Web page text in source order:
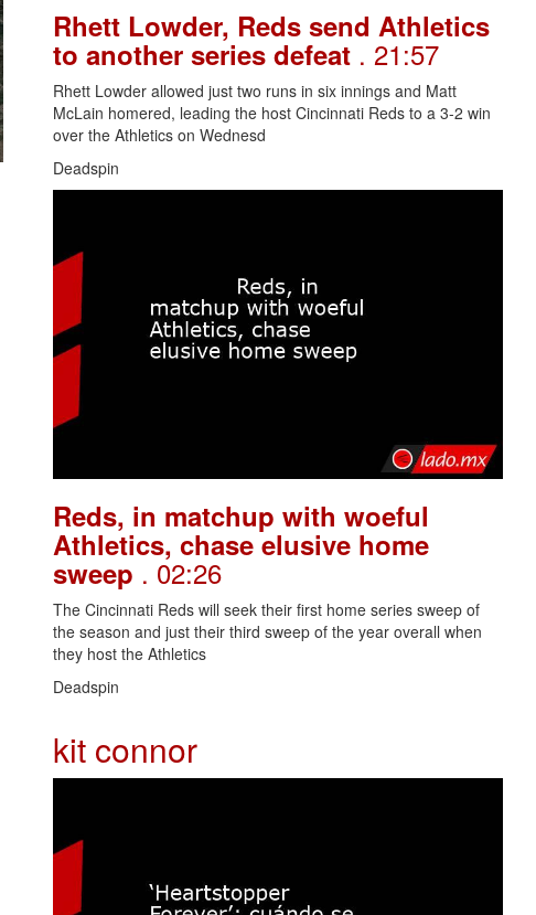
Rhett Lowder, Reds send Athletics
to another series defeat . 21:57
Rhett Lowder allowed just two runs in six innings and Matt
McLain homered, leading the host Cincinnati Reds to a 3-2 win
over the Athletics on Wednesd
Deadspin
Reds, in matchup with woeful
Athletics, chase elusive home
sweep . 02:26
The Cincinnati Reds will seek their first home series sweep of
the season and just their third sweep of the year overall when
they host the Athletics
Deadspin
kit connor